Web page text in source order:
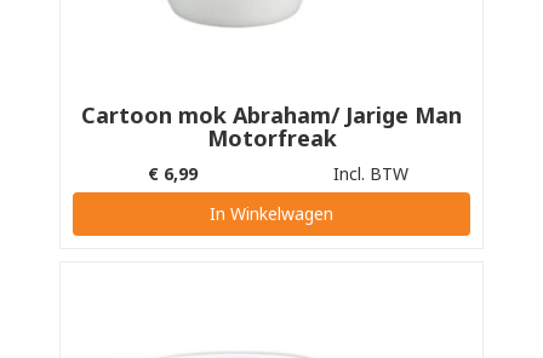
Cartoon mok Abraham/ Jarige Man
Motorfreak
€ 6,99
Incl. BTW
In Winkelwagen